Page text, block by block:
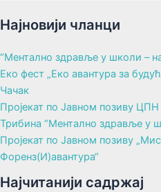
Најновији чланци
“Ментално здравље у школи –
Еко фест „Еко авантура за
Чачак
Пројекат по Јавном позиву ЦПН
Трибина “Ментално здравље у
Пројекат по Јавном позиву
Форенз(И)авантура“
Најчитанији садржај